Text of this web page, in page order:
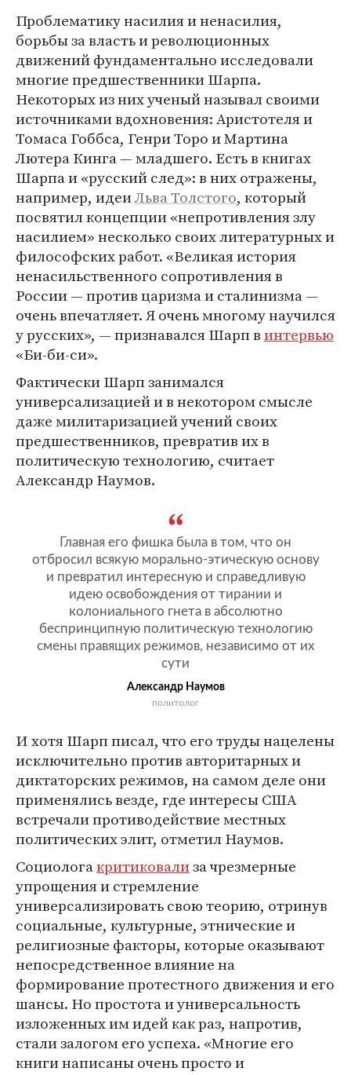
Проблематику насилия и ненасилия,
борьбы за власть и революционных
движений фундаментально исследовали
многие предшественники Шарпа.
Некоторых из них ученый называл своими
источниками вдохновения: Аристотеля и
Томаса Гоббса, Генри Торо и Мартина
Лютера Кинга — младшего. Есть в книгах
Шарпа и «русский след»: в них отражены,
например, идеиЛьва Толстого, который
посвятил концепции «непротивления злу
насилием» несколько своих литературных и
философских работ. «Великая история
ненасильственного сопротивления в
России — против царизма и сталинизма —
очень впечатляет. Я очень многому научился
у русских», — признавался Шарп винтервью
«Би-би-си».
Фактически Шарп занимался
универсализацией и в некотором смысле
даже милитаризацией учений своих
предшественников, превратив их в
политическую технологию, считает
Александр Наумов.
Главная его фишка была в том, что он
отбросил всякую морально-этическую основу
и превратил интересную и справедливую
идею освобождения от тирании и
колониального гнета в абсолютно
беспринципную политическую технологию
смены правящих режимов, независимо от их
сути
Александр Наумов
политолог
И хотя Шарп писал, что его труды нацелены
исключительно против авторитарных и
диктаторских режимов, на самом деле они
применялись везде, где интересы США
встречали противодействие местных
политических элит, отметил Наумов.
Социологакритиковализа чрезмерные
упрощения и стремление
универсализировать свою теорию, отринув
социальные, культурные, этнические и
религиозные факторы, которые оказывают
непосредственное влияние на
формирование протестного движения и его
шансы. Но простота и универсальность
изложенных им идей как раз, напротив,
стали залогом его успеха. «Многие его
книги написаны очень просто и